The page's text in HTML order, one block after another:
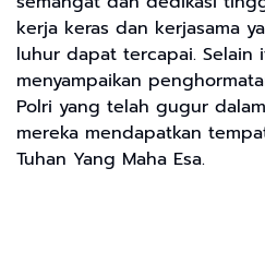
kerja keras dan kerjasama
luhur dapat tercapai. Selain
menyampaikan
Polri yang telah gugur
mereka mendapatkan
Tuhan Yang Maha Esa.